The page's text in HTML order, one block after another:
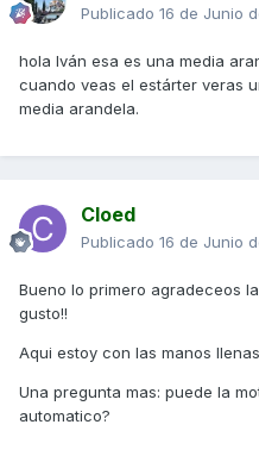
Publicado 16 de Junio
hola Iván esa es una media
cuando veas el estárter veras
media arandela.
Cloed
Publicado 16 de Junio
Bueno lo primero agradeceos
gusto!!
Aqui estoy con las manos
Una pregunta mas: puede la
automatico?